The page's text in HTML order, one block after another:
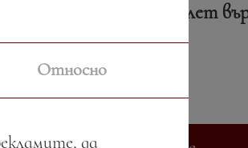
Кралски свински котлет
салса от зеленчуци
Цена:29.34 лв. / 15.00 €
Тегло:500.00 гр.
Относно
да